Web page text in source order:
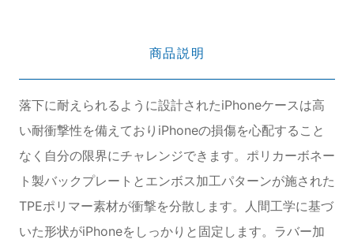
商品説明
落下に耐えられるように設計されたiPhoneケースは高
い耐衝撃性を備えておりiPhoneの損傷を心配すること
なく自分の限界にチャレンジできます。ポリカーボネー
ト製バックプレートとエンボス加工パターンが施された
TPEポリマー素材が衝撃を分散します。人間工学に基づ
いた形状がiPhoneをしっかりと固定します。ラバー加